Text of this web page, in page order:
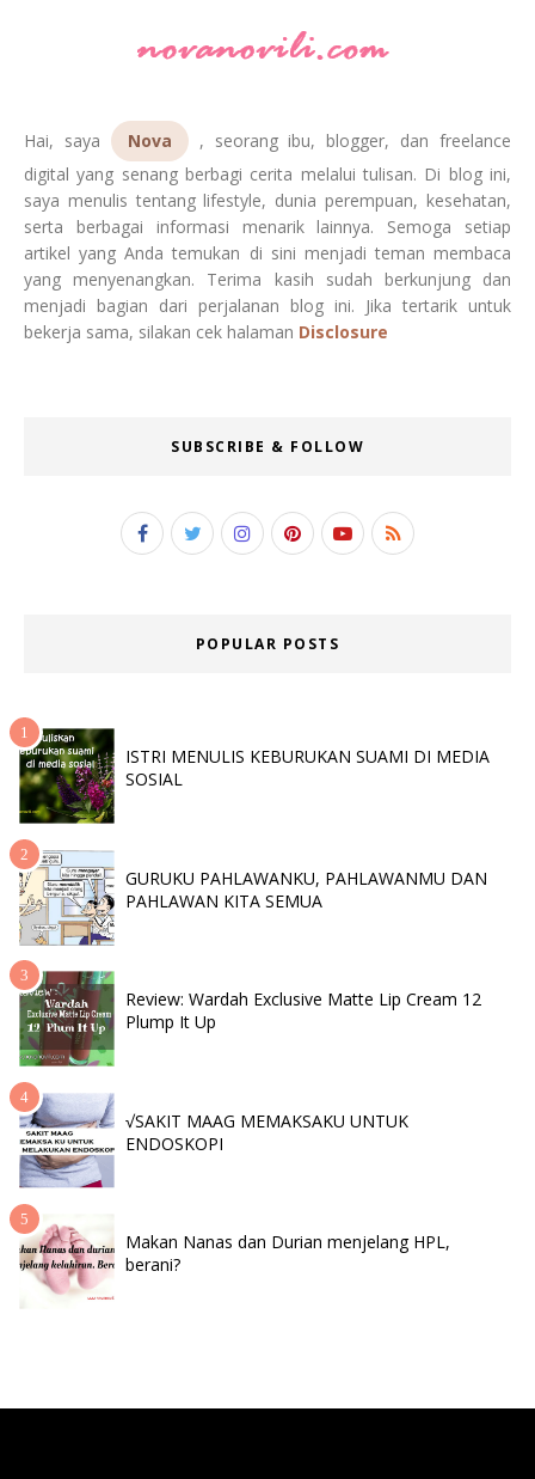
Hai, saya Nova
, seorang ibu, blogger, dan freelance
digital yang senang berbagi cerita melalui tulisan. Di blog ini,
saya menulis tentang lifestyle, dunia perempuan, kesehatan,
serta berbagai informasi menarik lainnya. Semoga setiap
artikel yang Anda temukan di sini menjadi teman membaca
yang menyenangkan. Terima kasih sudah berkunjung dan
menjadi bagian dari perjalanan blog ini. Jika tertarik untuk
bekerja sama, silakan cek halaman Disclosure
SUBSCRIBE & FOLLOW
POPULAR POSTS
ISTRI MENULIS KEBURUKAN SUAMI DI MEDIA
SOSIAL
GURUKU PAHLAWANKU, PAHLAWANMU DAN
PAHLAWAN KITA SEMUA
Review: Wardah Exclusive Matte Lip Cream 12
Plump It Up
√SAKIT MAAG MEMAKSAKU UNTUK
ENDOSKOPI
Makan Nanas dan Durian menjelang HPL,
berani?